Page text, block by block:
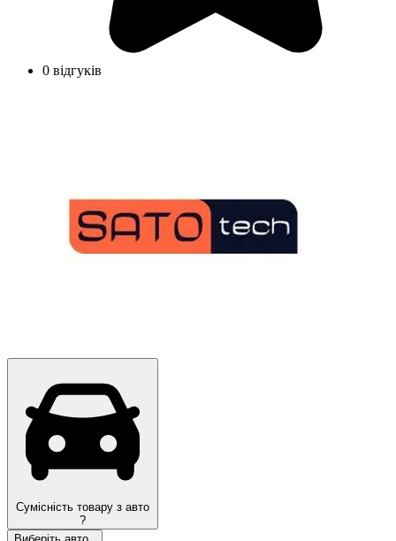
0 відгуків
Сумісність товару з авто
?